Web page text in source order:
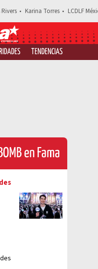
Karina Torres LCDLF
TENDENCIAS
en Fama